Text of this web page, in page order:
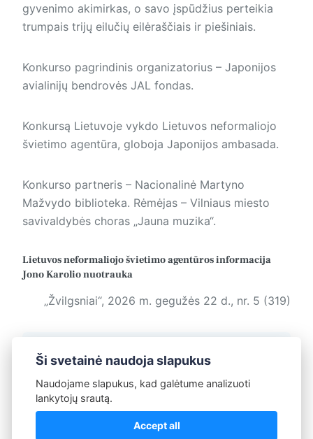
gyvenimo akimirkas, o savo įspūdžius perteikia
trumpais trijų eilučių eilėraščiais ir piešiniais.
Konkurso pagrindinis organizatorius – Japonijos
avialinijų bendrovės JAL fondas.
Konkursą Lietuvoje vykdo Lietuvos neformaliojo
švietimo agentūra, globoja Japonijos ambasada.
Konkurso partneris – Nacionalinė Martyno
Mažvydo biblioteka. Rėmėjas – Vilniaus miesto
savivaldybės choras „Jauna muzika“.
Lietuvos neformaliojo švietimo agentūros informacija
Jono Karolio nuotrauka
„Žvilgsniai“, 2026 m. gegužės 22 d., nr. 5 (319)
Žymos: Žvilgsniai
Ši svetainė naudoja slapukus
Naudojame slapukus, kad galėtume analizuoti
lankytojų srautą.
Accept all